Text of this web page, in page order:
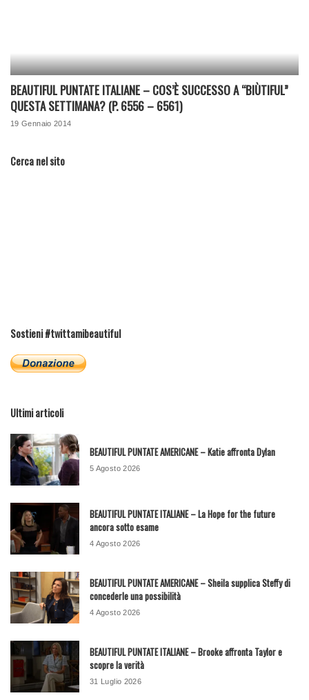
BEAUTIFUL PUNTATE ITALIANE – COS’È SUCCESSO A “BIÙTIFUL”
QUESTA SETTIMANA? (P. 6556 – 6561)
19 Gennaio 2014
Cerca nel sito
Sostieni #twittamibeautiful
Ultimi articoli
BEAUTIFUL PUNTATE AMERICANE – Katie affronta Dylan
5 Agosto 2026
BEAUTIFUL PUNTATE ITALIANE – La Hope for the future
ancora sotto esame
4 Agosto 2026
BEAUTIFUL PUNTATE AMERICANE – Sheila supplica Steffy di
concederle una possibilità
4 Agosto 2026
BEAUTIFUL PUNTATE ITALIANE – Brooke affronta Taylor e
scopre la verità
31 Luglio 2026